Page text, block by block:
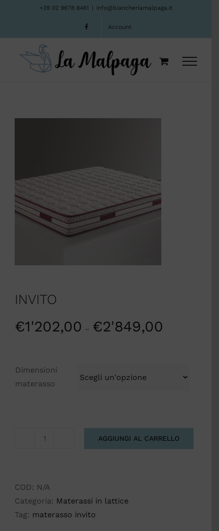
+39 02 9678 8461 info@biancheriamalpaga.it
Account
INVITO
€1'202,00 – €2'849,00
Dimensioni
materasso
AGGIUNGI AL CARRELLO
COD: N/A
Categoria: Materassi in lattice
Tag: materasso invito